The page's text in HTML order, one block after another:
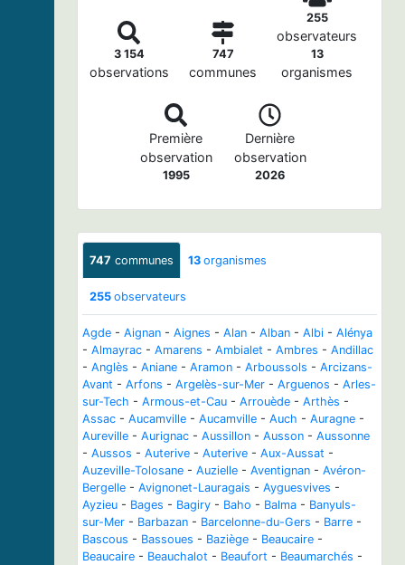
3 154
observations
747
communes
255
observateurs
13
organismes
Première
observation
1995
Dernière
observation
2026
747 communes 13 organismes
255 observateurs
Agde - Aignan - Aignes - Alan - Alban - Albi - Alénya
- Almayrac - Amarens - Ambialet - Ambres - Andillac
- Anglès - Aniane - Aramon - Arboussols - Arcizans-
Avant - Arfons - Argelès-sur-Mer - Arguenos - Arles-
sur-Tech - Armous-et-Cau - Arrouède - Arthès -
Assac - Aucamville - Aucamville - Auch - Auragne -
Aureville - Aurignac - Aussillon - Ausson - Aussonne
- Aussos - Auterive - Auterive - Aux-Aussat -
Auzeville-Tolosane - Auzielle - Aventignan - Avéron-
Bergelle - Avignonet-Lauragais - Ayguesvives -
Ayzieu - Bages - Bagiry - Baho - Balma - Banyuls-
sur-Mer - Barbazan - Barcelonne-du-Gers - Barre -
Bascous - Bassoues - Baziège - Beaucaire -
Beaucaire - Beauchalot - Beaufort - Beaumarchés -